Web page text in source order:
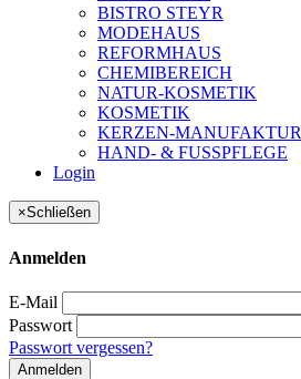
BISTRO STEYR
MODEHAUS
REFORMHAUS
CHEMIBEREICH
NATUR-KOSMETIK
KOSMETIK
KERZEN-MANUFAKTUR
HAND- & FUSSPFLEGE
Login
×Schließen
Anmelden
E-Mail
Passwort
Passwort vergessen?
Anmelden